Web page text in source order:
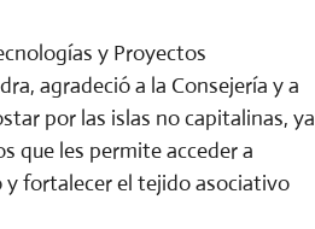
y Proyectos
agradeció a la Consejería y a
por las islas no capitalinas, ya
que les permite acceder a
y fortalecer el tejido asociativo